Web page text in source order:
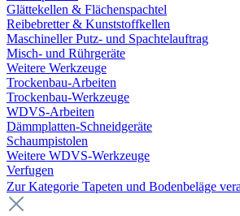
Glättekellen & Flächenspachtel
Reibebretter & Kunststoffkellen
Maschineller Putz- und Spachtelauftrag
Misch- und Rührgeräte
Weitere Werkzeuge
Trockenbau-Arbeiten
Trockenbau-Werkzeuge
WDVS-Arbeiten
Dämmplatten-Schneidgeräte
Schaumpistolen
Weitere WDVS-Werkzeuge
Verfugen
Zur Kategorie Tapeten und Bodenbeläge